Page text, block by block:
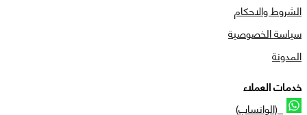
الشروط والاحكام
سياسة الخصوصية
المدونة
خدمات العملاء
(الواتساب)